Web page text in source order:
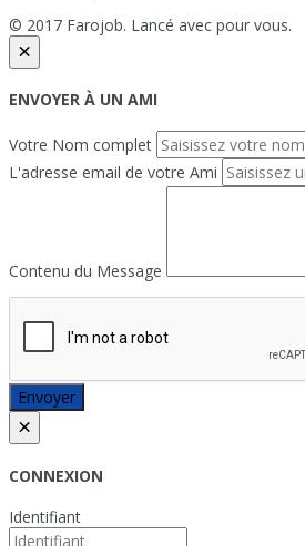
© 2017 Farojob. Lancé avec pour vous.
×
ENVOYER À UN AMI
Votre Nom complet
L'adresse email de votre Ami
Contenu du Message
Envoyer
×
CONNEXION
Identifiant